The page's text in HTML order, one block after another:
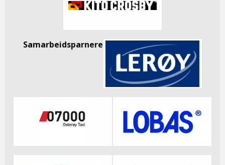
Samarbeidsparnere